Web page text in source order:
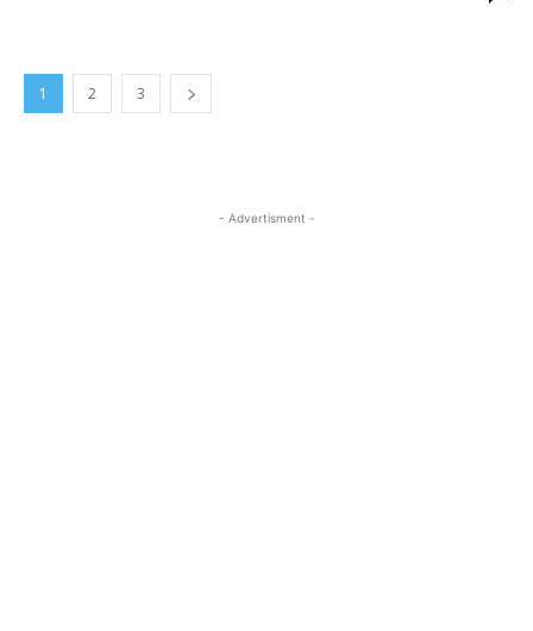
1 2 3
- Advertisment -